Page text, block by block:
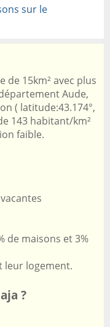
sur le
de 15km² avec plus
Aude,
( latitude:43.174°,
143 habitant/km²
faible.
de maisons et 3%
leur logement.
?